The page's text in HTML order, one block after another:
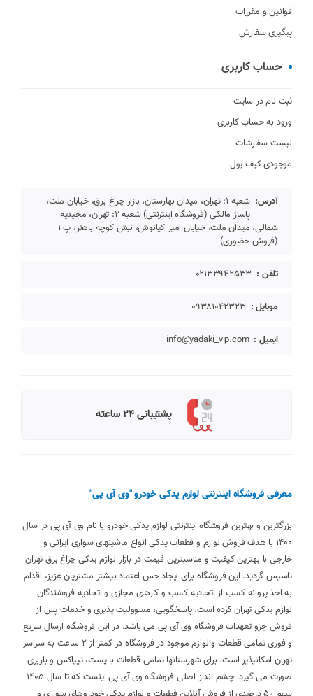
قوانین و مقررات
پیگیری سفارش
حساب کاربری
ثبت نام در سایت
ورود به حساب کاربری
لیست سفارشات
موجودی کیف پول
آدرس:
شعبه 1: تهران، میدان بهارستان، بازار چراغ برق، خیابان ملت،
پاساژ مالکی (فروشگاه اینترنتی) شعبه 2: تهران، مجیدیه
شمالی، میدان ملت، خیابان امیر کیانوش، نبش کوچه باهنر، پ 1
(فروش حضوری)
تلفن : 02133942533
موبایل : 09381042323
ایمیل : info@yadaki_vip.com
پشتیبانی 24 ساعته
معرفی فروشگاه اینترنتی لوازم یدکی خودرو "وی آی پی"
بزرگترین و بهترین فروشگاه اینترنتی لوازم یدکی خودرو با نام وی آی پی در سال
1400 با هدف فروش لوازم و قطعات یدکی انواع ماشینهای سواری ایرانی و
خارجی با بهترین کیفیت و مناسبترین قیمت در بازار لوازم یدکی چراغ برق تهران
تاسیس گردید. این فروشگاه برای ایجاد حس اعتماد بیشتر مشتریان عزیز، اقدام
به اخذ پروانه کسب از اتحادیه کسب و کارهای مجازی و اتحادیه فروشندگان
لوازم یدکی تهران کرده است. پاسخگویی، مسوولیت پذیری و خدمات پس از
فروش جزو تعهدات فروشگاه وی آی پی می باشد. در این فروشگاه ارسال سریع
و فوری تمامی قطعات و لوازم موجود در فروشگاه در کمتر از 2 ساعت به سراسر
تهران امکانپذیر است. برای شهرستانها تمامی قطعات با پست، تیپاکس و باربری
صورت می گیرد. چشم انداز اصلی فروشگاه وی آی پی اینست که تا سال 1405